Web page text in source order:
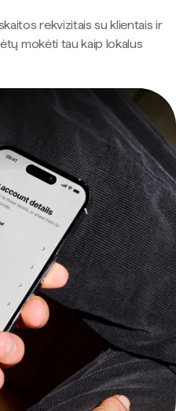
rekvizitais su klientais ir
mokėti tau kaip lokalus